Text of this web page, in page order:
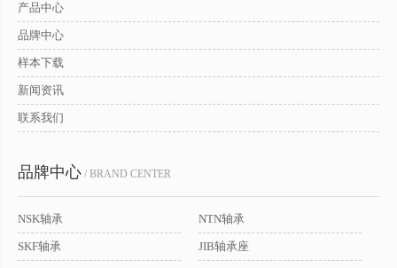
产品中心
品牌中心
样本下载
新闻资讯
联系我们
品牌中心 / BRAND CENTER
NSK轴承 NTN轴承
SKF轴承 JIB轴承座